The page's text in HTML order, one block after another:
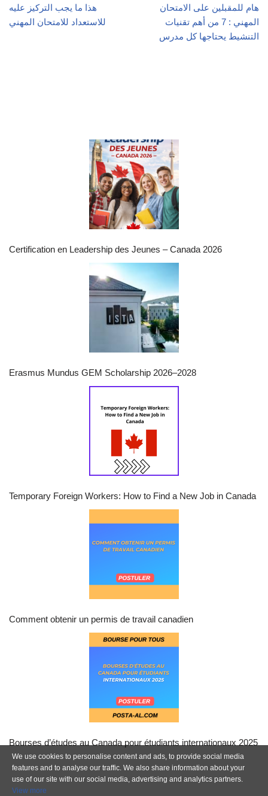
هذا ما يجب التركيز عليه
للاستعداد للامتحان المهني
هام للمقبلين على الامتحان
المهني : 7 من أهم تقنيات
التنشيط يحتاجها كل مدرس
Certification en Leadership des Jeunes – Canada 2026
Erasmus Mundus GEM Scholarship 2026–2028
Temporary Foreign Workers: How to Find a New Job in Canada
Comment obtenir un permis de travail canadien
Bourses d’études au Canada pour étudiants internationaux 2025
We use cookies to personalise content and ads, to provide social media
features and to analyse our traffic. We also share information about your
use of our site with our social media, advertising and analytics partners.
View more